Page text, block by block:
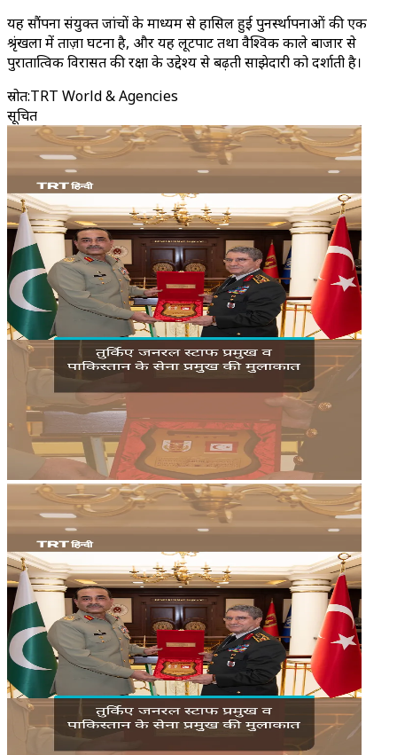
यह सौंपना संयुक्त जांचों के माध्यम से हासिल हुई पुनर्स्थापनाओं की एक
श्रृंखला में ताज़ा घटना है, और यह लूटपाट तथा वैश्विक काले बाजार से
पुरातात्विक विरासत की रक्षा के उद्देश्य से बढ़ती साझेदारी को दर्शाती है।
स्रोत:TRT World & Agencies
सूचित